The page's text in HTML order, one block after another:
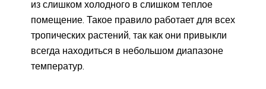
из слишком холодного в слишком теплое
помещение. Такое правило работает для всех
тропических растений, так как они привыкли
всегда находиться в небольшом диапазоне
температур.